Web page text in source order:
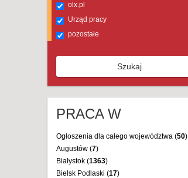
olx.pl
Urząd pracy
pozostałe
Szukaj
PRACA W
Ogłoszenia dla całego województwa (50)
Augustów (7)
Białystok (1363)
Bielsk Podlaski (17)